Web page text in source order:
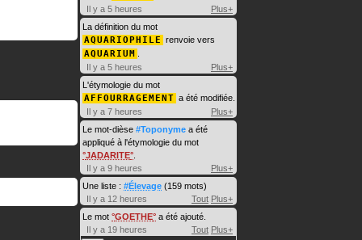
Il y a 5 heures
Plus+
La définition du mot
AQUARIOPHILE renvoie vers
AQUARIUM
Il y a 5 heures
Plus+
L'étymologie du mot
AFFOURRAGEMENT a été modifiée.
Il y a 7 heures
Plus+
Le mot-dièse #Toponyme a été
appliqué à l'étymologie du mot
JADARITE
Il y a 9 heures
Plus+
Une liste : #Élevage (159 mots)
Il y a 12 heures
Tout Plus+
Le mot GOETHE a été ajouté.
Il y a 19 heures
Tout Plus+